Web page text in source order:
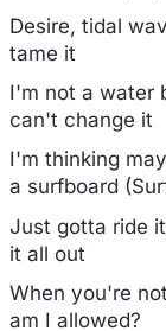
Desire, tidal
tame it
I'm not a water
can't change it
I'm thinking
a surfboard
Just gotta ride
it all out
When you're
am I allowed?